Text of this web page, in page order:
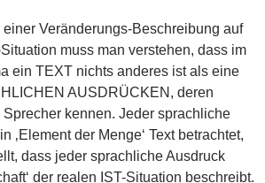
Veränderungs-Beschreibung auf
muss man verstehen, dass im
ein TEXT nichts anderes ist als eine
AUSDRÜCKEN, deren
Sprecher kennen. Jeder sprachliche
‚Element der Menge‘ Text betrachtet,
dass jeder sprachliche Ausdruck
der realen IST-Situation beschreibt.